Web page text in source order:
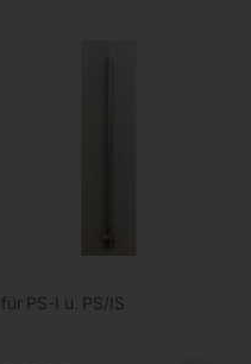
für PS-I u. PS/IS